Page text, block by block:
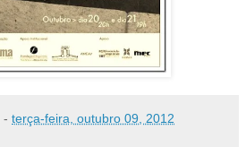
- terça-feira, outubro 09, 2012